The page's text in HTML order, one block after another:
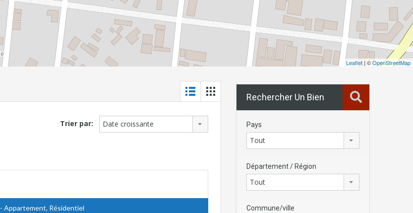
Leaflet | ©OpenStreetMap
Trier par: Date croissante
- Appartement, Résidentiel
Rechercher Un Bien
Pays
Tout
Département / Région
Tout
Commune/ville